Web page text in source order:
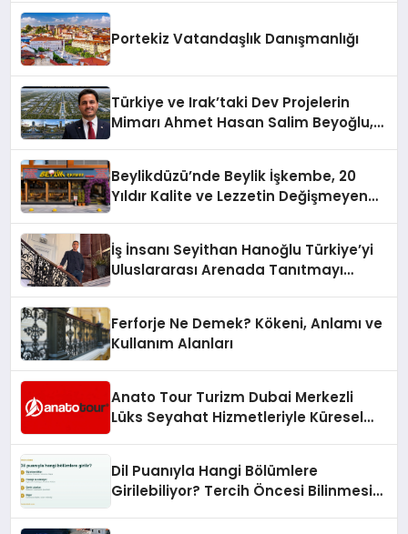
Portekiz Vatandaşlık Danışmanlığı
Türkiye ve Irak’taki Dev Projelerin
Mimarı Ahmet Hasan Salim Beyoğlu,
Hayata Geçirecek
Beylikdüzü’nde Beylik İşkembe, 20
Yıldır Kalite ve Lezzetin Değişmeyen
İş İnsanı Seyithan Hanoğlu Türkiye’yi
Uluslararası Arenada Tanıtmayı
Ferforje Ne Demek? Kökeni, Anlamı ve
Kullanım Alanları
Anato Tour Turizm Dubai Merkezli
Lüks Seyahat Hizmetleriyle Küresel
Dil Puanıyla Hangi Bölümlere
Girilebiliyor? Tercih Öncesi Bilinmesi